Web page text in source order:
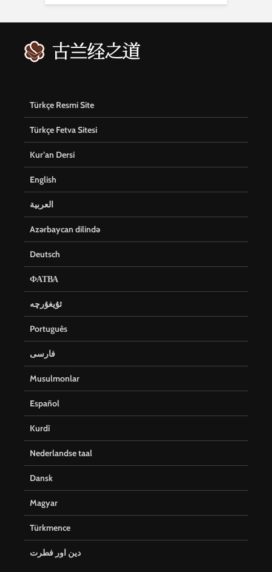
Türkçe Resmi Site
Türkçe Fetva Sitesi
Kur’an Dersi
English
العربية
Azərbaycan dilində
Deutsch
ФАТВА
ئۇيغۇرچە
Português
فارسی
Musulmonlar
Español
Kurdî
Nederlandse taal
Dansk
Magyar
Türkmence
دین اور فطرت